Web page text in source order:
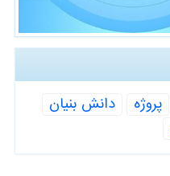
پروژه
دانش بنیان